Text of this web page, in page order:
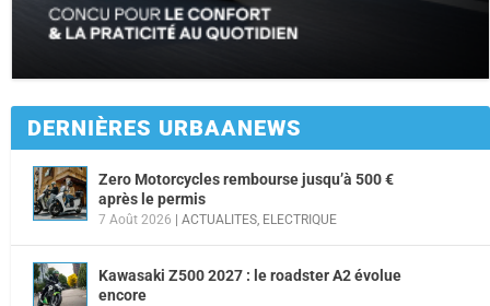
DERNIÈRES URBAANEWS
Zero Motorcycles rembourse jusqu’à 500 €
après le permis
7 Août 2026 ACTUALITES, ELECTRIQUE
Kawasaki Z500 2027 : le roadster A2 évolue
encore